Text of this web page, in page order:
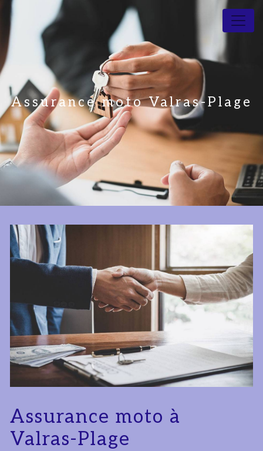
Panneau de gestion des cookies
Assurance moto Valras-Plage
Assurance moto à
Valras-Plage